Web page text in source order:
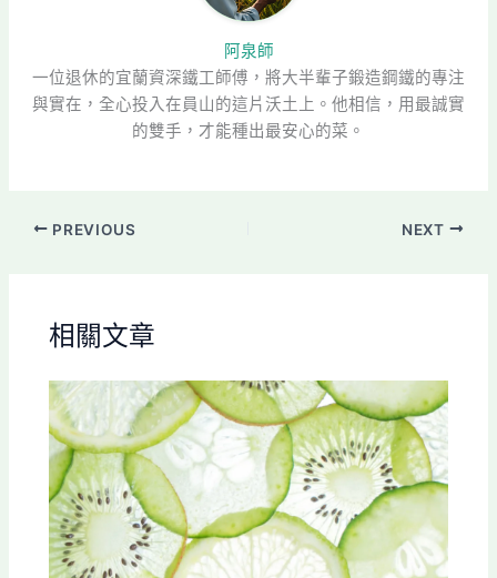
阿泉師
一位退休的宜蘭資深鐵工師傅，將大半輩子鍛造鋼鐵的專注
與實在，全心投入在員山的這片沃土上。他相信，用最誠實
的雙手，才能種出最安心的菜。
PREVIOUS NEXT
相關文章